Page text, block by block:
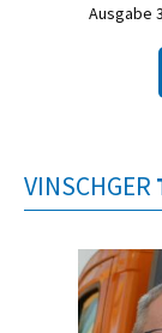
Ausgabe
VINSCHGER